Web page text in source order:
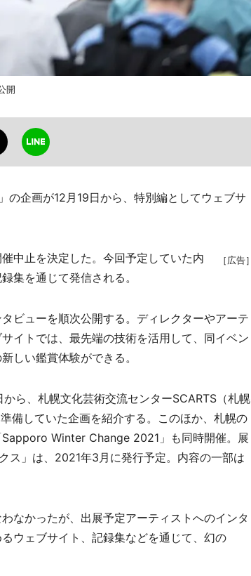
開
企画が12月19日から、特別編としてウェブサ
［広告］
中止を決定した。今回予定していた内
集を通じて発信される。
ビューを順次公開する。ディレクターやアーテ
イトでは、最先端の技術を活用して、同イベン
しい鑑賞体験ができる。
ら、札幌文化芸術交流センターSCARTS（札幌
備していた企画を紹介する。このほか、札幌の
Sapporo Winter Change 2021」も同時開催。展
ス」は、2021年3月に発行予定。内容の一部は
なかったが、出展予定アーティストへのインタ
ウェブサイト、記録集などを通じて、幻の